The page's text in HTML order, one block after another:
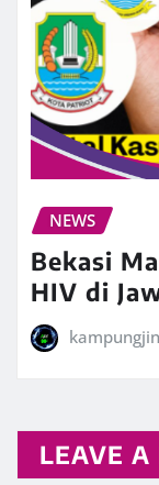
NEWS
Bekasi
HIV di
LEAVE A